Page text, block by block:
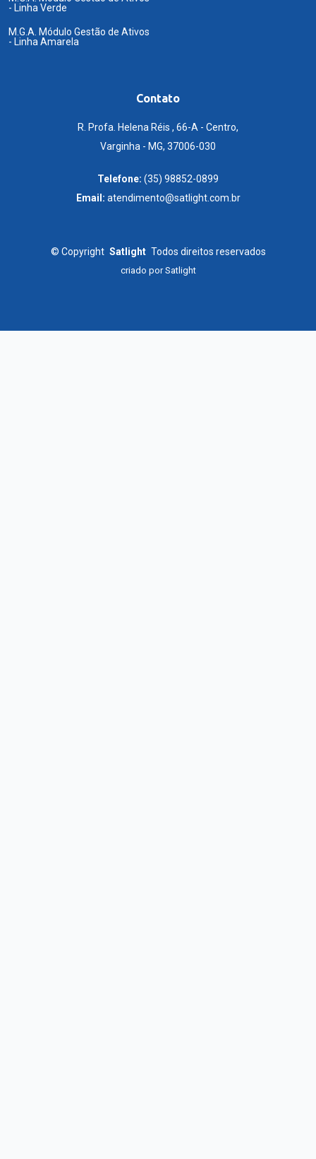
- Linha Verde
M.G.A. Módulo Gestão de Ativos
- Linha Amarela
Contato
R. Profa. Helena Réis , 66-A - Centro,
Varginha - MG, 37006-030
Telefone: (35) 98852-0899
Email: atendimento@satlight.com.br
© Copyright Satlight Todos direitos reservados
criado porSatlight